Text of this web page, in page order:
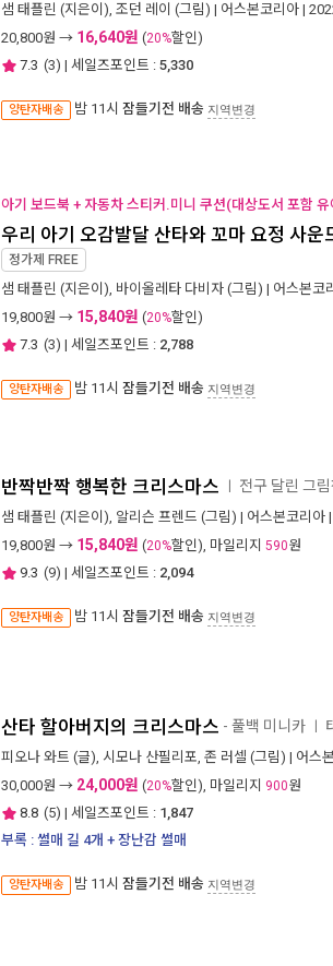
샘 태플린 (지은이), 조던 레이 (그림) | 어스본코리아 |
20,800원 → 16,640원 (20%할인)
7.3 (3) | 세일즈포인트 : 5,330
양탄자배송 밤 11시 잠들기전 배송 지역변경
아기 보드북 + 자동차 스티커.미니 쿠션(대상도서 포함
우리 아기 오감발달 산타와 꼬마 요정 사운
정가제 FREE
샘 태플린 (지은이), 바이올레타 다비자 (그림) | 어스본코
19,800원 → 15,840원 (20%할인)
7.3 (3) | 세일즈포인트 : 2,788
양탄자배송 밤 11시 잠들기전 배송 지역변경
반짝반짝 행복한 크리스마스 전구 달린 그림
샘 태플린 (지은이), 알리슨 프렌드 (그림) | 어스본코리아
19,800원 → 15,840원 (20%할인), 마일리지 590원
9.3 (9) | 세일즈포인트 : 2,094
양탄자배송 밤 11시 잠들기전 배송 지역변경
산타 할아버지의 크리스마스 - 풀백 미니카
피오나 와트 (글), 시모나 산필리포, 존 러셀 (그림) | 어스
30,000원 → 24,000원 (20%할인), 마일리지 900원
8.8 (5) | 세일즈포인트 : 1,847
부록 : 썰매 길 4개 + 장난감 썰매
양탄자배송 밤 11시 잠들기전 배송 지역변경